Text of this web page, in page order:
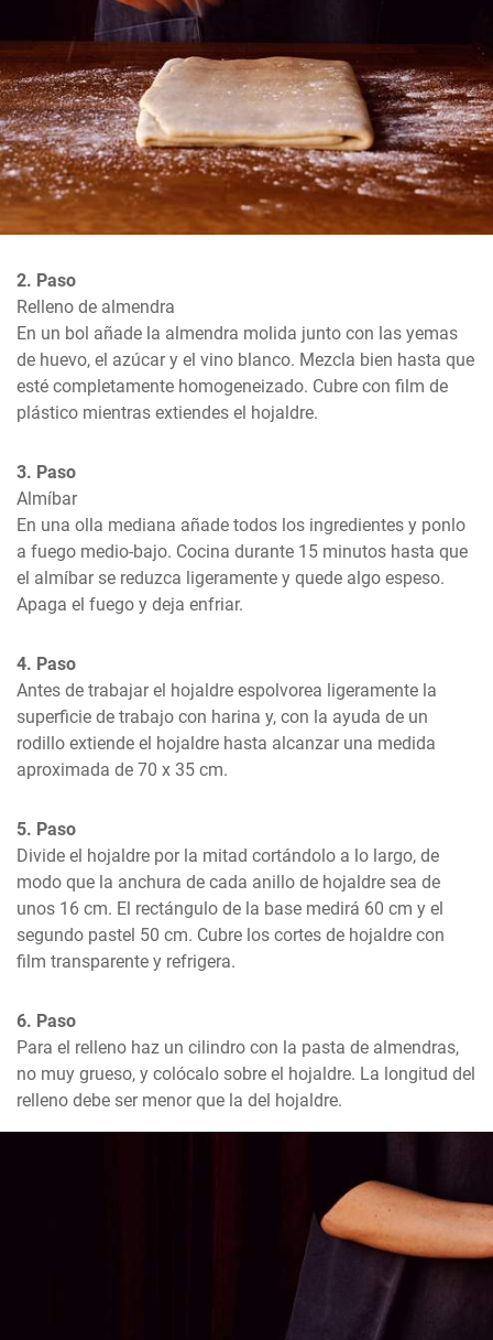
2. Paso
Relleno de almendra
En un bol añade la almendra molida junto con las yemas
de huevo, el azúcar y el vino blanco. Mezcla bien hasta que
esté completamente homogeneizado. Cubre con film de
plástico mientras extiendes el hojaldre.
3. Paso
Almíbar
En una olla mediana añade todos los ingredientes y ponlo
a fuego medio-bajo. Cocina durante 15 minutos hasta que
el almíbar se reduzca ligeramente y quede algo espeso.
Apaga el fuego y deja enfriar.
4. Paso
Antes de trabajar el hojaldre espolvorea ligeramente la
superficie de trabajo con harina y, con la ayuda de un
rodillo extiende el hojaldre hasta alcanzar una medida
aproximada de 70 x 35 cm.
5. Paso
Divide el hojaldre por la mitad cortándolo a lo largo, de
modo que la anchura de cada anillo de hojaldre sea de
unos 16 cm. El rectángulo de la base medirá 60 cm y el
segundo pastel 50 cm. Cubre los cortes de hojaldre con
film transparente y refrigera.
6. Paso
Para el relleno haz un cilindro con la pasta de almendras,
no muy grueso, y colócalo sobre el hojaldre. La longitud del
relleno debe ser menor que la del hojaldre.